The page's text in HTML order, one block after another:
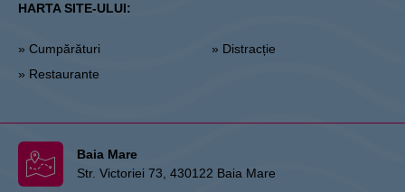
HARTA SITE-ULUI:
» Cumpărături
» Restaurante
» Distracție
Baia Mare
Str. Victoriei 73, 430122 Baia Mare